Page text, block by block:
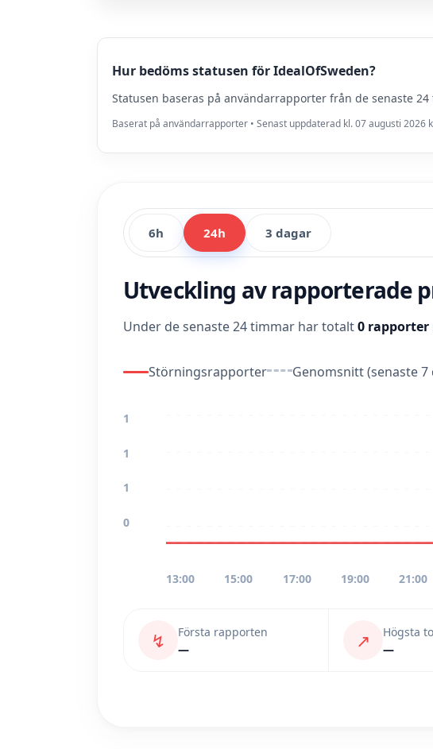
Hur bedöms statusen för IdealOfSweden?
Statusen baseras på användarrapporter från de senaste
Baserat på användarrapporter • Senast uppdaterad kl. 07 augusti 2026
6h 24h 3 dagar
Utveckling av rapporterade
Under de senaste 24 timmar har totalt0 rapporter
Störningsrapporter Genomsnitt (senaste 7
1
1
1
0
13:00 15:00 17:00 19:00 21:00
↯
Första rapporten
—
↗
Högsta
—